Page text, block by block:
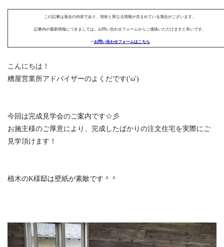
この記事は過去の内容であり、現状と異なる情報が含まれている場合がございます。
記事内の最新情報につきましては、お問い合わせフォームからご連絡いただけますと幸いです。
⇒お問い合わせフォームはこちら
こんにちは！
糟屋営業所アドバイザーのよくだです('ω')
今回は完成見学会のご案内です☆彡
お施主様のご厚意により、完成したばかりの注文住宅を実際にご
見学頂けます！
植木のK様邸は壁紙が素敵です＾＾